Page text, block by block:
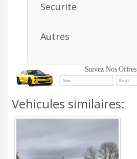
Securite
Autres
Suivez Nos Offres
Vehicules similaires: